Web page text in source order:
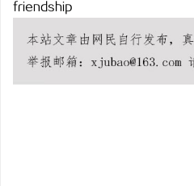
friendship